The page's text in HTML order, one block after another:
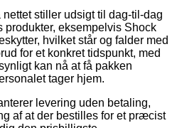
stiller udsigt til dag-til-dag
produkter, eksempelvis Shock
hvilket står og falder med
for et konkret tidspunkt, med
kan nå at få pakken
tager hjem.
levering uden betaling,
af at der bestilles for et præcist